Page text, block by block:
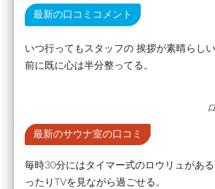
最新の口コミコメント
いつ行ってもスタッフの 挨拶が素晴らし
前に既に心は半分整ってる。
最新のサウナ室の口コミ
毎時30分にはタイマー式のロウリュがあ
ったりTVを見ながら過ごせる。